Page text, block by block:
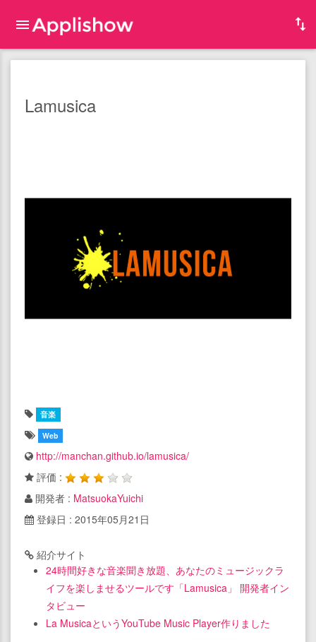
Lamusica
音楽
Web
http://manchan.github.io/lamusica/
評価 :
開発者 : MatsuokaYuichi
登録日 : 2015年05月21日
紹介サイト
24時間好きな音楽聞き放題、あなたのミュージックラ
イフを楽しませるツールです「Lamusica」 開発者イン
タビュー
La MusicaというYouTube Music Player作りました